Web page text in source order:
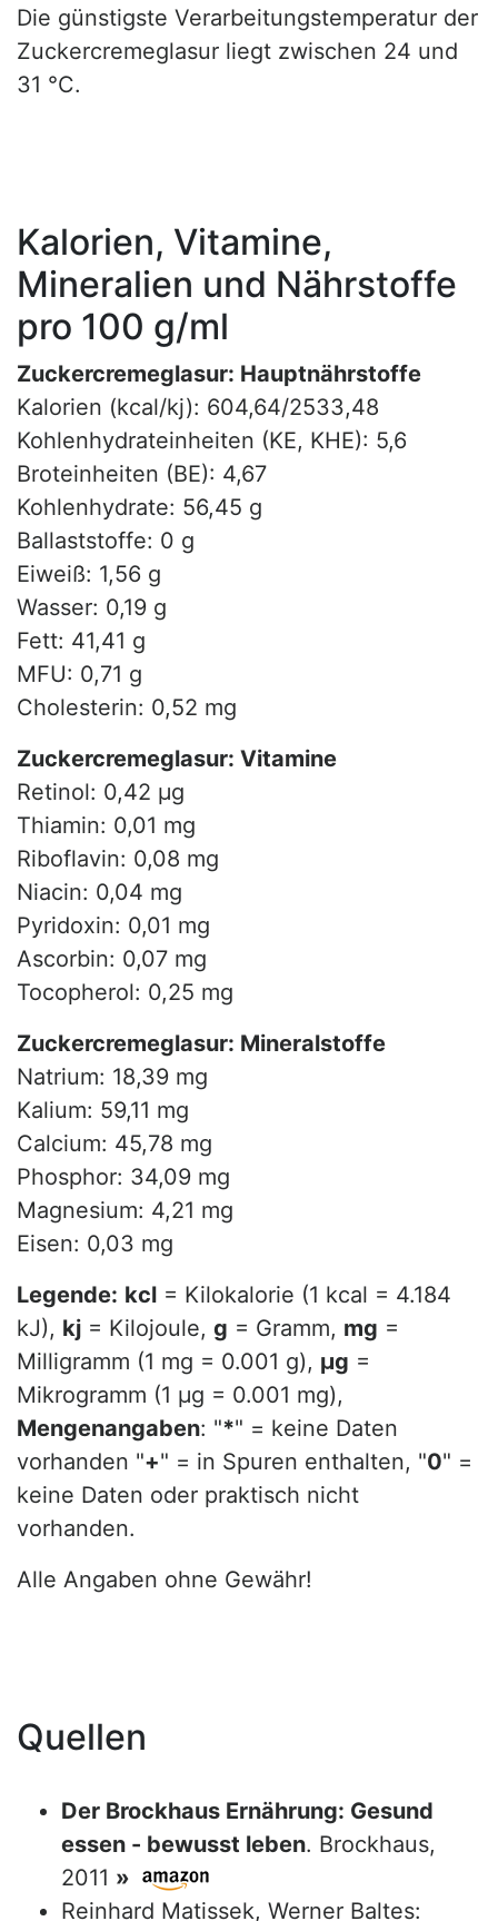
Die günstigste Verarbeitungstemperatur der
Zuckercremeglasur liegt zwischen 24 und
31 °C.
Kalorien, Vitamine,
Mineralien und Nährstoffe
pro 100 g/ml
Zuckercremeglasur: Hauptnährstoffe
Kalorien (kcal/kj): 604,64/2533,48
Kohlenhydrateinheiten (KE, KHE): 5,6
Broteinheiten (BE): 4,67
Kohlenhydrate: 56,45 g
Ballaststoffe: 0 g
Eiweiß: 1,56 g
Wasser: 0,19 g
Fett: 41,41 g
MFU: 0,71 g
Cholesterin: 0,52 mg
Zuckercremeglasur: Vitamine
Retinol: 0,42 µg
Thiamin: 0,01 mg
Riboflavin: 0,08 mg
Niacin: 0,04 mg
Pyridoxin: 0,01 mg
Ascorbin: 0,07 mg
Tocopherol: 0,25 mg
Zuckercremeglasur: Mineralstoffe
Natrium: 18,39 mg
Kalium: 59,11 mg
Calcium: 45,78 mg
Phosphor: 34,09 mg
Magnesium: 4,21 mg
Eisen: 0,03 mg
Legende: kcl = Kilokalorie (1 kcal = 4.184
kJ), kj = Kilojoule, g = Gramm, mg =
Milligramm (1 mg = 0.001 g), µg =
Mikrogramm (1 µg = 0.001 mg),
Mengenangaben: "*" = keine Daten
vorhanden "+" = in Spuren enthalten, "0" =
keine Daten oder praktisch nicht
vorhanden.
Alle Angaben ohne Gewähr!
Quellen
Der Brockhaus Ernährung: Gesund
essen - bewusst leben. Brockhaus,
2011 »
Reinhard Matissek, Werner Baltes: